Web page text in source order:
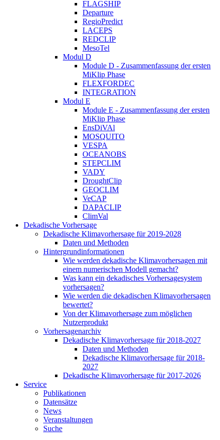
FLAGSHIP
Departure
RegioPredict
LACEPS
REDCLIP
MesoTel
Modul D
Module D - Zusammenfassung der ersten
MiKlip Phase
FLEXFORDEC
INTEGRATION
Modul E
Module E - Zusammenfassung der ersten
MiKlip Phase
EnsDiVAl
MOSQUITO
VESPA
OCEANOBS
STEPCLIM
VADY
DroughtClip
GEOCLIM
VeCAP
DAPACLIP
ClimVal
Dekadische Vorhersage
Dekadische Klimavorhersage für 2019-2028
Daten und Methoden
Hintergrundinformationen
Wie werden dekadische Klimavorhersagen mit
einem numerischen Modell gemacht?
Was kann ein dekadisches Vorhersagesystem
vorhersagen?
Wie werden die dekadischen Klimavorhersagen
bewertet?
Von der Klimavorhersage zum möglichen
Nutzerprodukt
Vorhersagenarchiv
Dekadische Klimavorhersage für 2018-2027
Daten und Methoden
Dekadische Klimavorhersage für 2018-
2027
Dekadische Klimavorhersage für 2017-2026
Service
Publikationen
Datensätze
News
Veranstaltungen
Suche